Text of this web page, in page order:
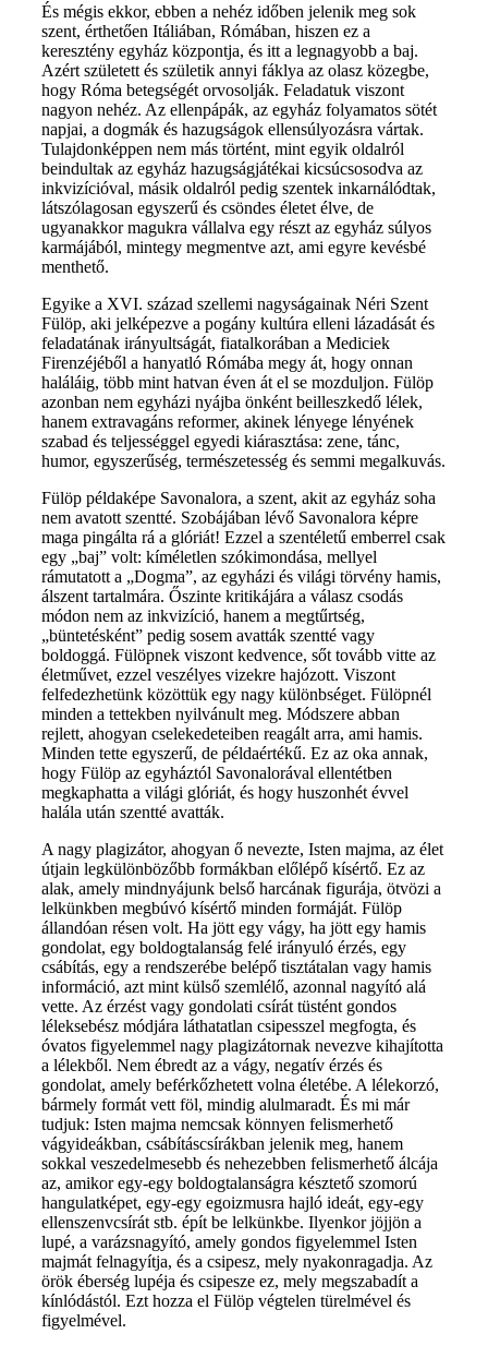
És mégis ekkor, ebben a nehéz időben jelenik meg sok
szent, érthetően Itáliában, Rómában, hiszen ez a
keresztény egyház központja, és itt a legnagyobb a baj.
Azért született és születik annyi fáklya az olasz közegbe,
hogy Róma betegségét orvosolják. Feladatuk viszont
nagyon nehéz. Az ellenpápák, az egyház folyamatos sötét
napjai, a dogmák és hazugságok ellensúlyozásra vártak.
Tulajdonképpen nem más történt, mint egyik oldalról
beindultak az egyház hazugságjátékai kicsúcsosodva az
inkvizícióval, másik oldalról pedig szentek inkarnálódtak,
látszólagosan egyszerű és csöndes életet élve, de
ugyanakkor magukra vállalva egy részt az egyház súlyos
karmájából, mintegy megmentve azt, ami egyre kevésbé
menthető.
Egyike a XVI. század szellemi nagyságainak Néri Szent
Fülöp, aki jelképezve a pogány kultúra elleni lázadását és
feladatának irányultságát, fiatalkorában a Mediciek
Firenzéjéből a hanyatló Rómába megy át, hogy onnan
haláláig, több mint hatvan éven át el se mozduljon. Fülöp
azonban nem egyházi nyájba önként beilleszkedő lélek,
hanem extravagáns reformer, akinek lényege lényének
szabad és teljességgel egyedi kiárasztása: zene, tánc,
humor, egyszerűség, természetesség és semmi megalkuvás.
Fülöp példaképe Savonalora, a szent, akit az egyház soha
nem avatott szentté. Szobájában lévő Savonalora képre
maga pingálta rá a glóriát! Ezzel a szentéletű emberrel csak
egy „baj” volt: kíméletlen szókimondása, mellyel
rámutatott a „Dogma”, az egyházi és világi törvény hamis,
álszent tartalmára. Őszinte kritikájára a válasz csodás
módon nem az inkvizíció, hanem a megtűrtség,
„büntetésként” pedig sosem avatták szentté vagy
boldoggá. Fülöpnek viszont kedvence, sőt tovább vitte az
életművet, ezzel veszélyes vizekre hajózott. Viszont
felfedezhetünk közöttük egy nagy különbséget. Fülöpnél
minden a tettekben nyilvánult meg. Módszere abban
rejlett, ahogyan cselekedeteiben reagált arra, ami hamis.
Minden tette egyszerű, de példaértékű. Ez az oka annak,
hogy Fülöp az egyháztól Savonalorával ellentétben
megkaphatta a világi glóriát, és hogy huszonhét évvel
halála után szentté avatták.
A nagy plagizátor, ahogyan ő nevezte, Isten majma, az élet
útjain legkülönbözőbb formákban előlépő kísértő. Ez az
alak, amely mindnyájunk belső harcának figurája, ötvözi a
lelkünkben megbúvó kísértő minden formáját. Fülöp
állandóan résen volt. Ha jött egy vágy, ha jött egy hamis
gondolat, egy boldogtalanság felé irányuló érzés, egy
csábítás, egy a rendszerébe belépő tisztátalan vagy hamis
információ, azt mint külső szemlélő, azonnal nagyító alá
vette. Az érzést vagy gondolati csírát tüstént gondos
léleksebész módjára láthatatlan csipesszel megfogta, és
óvatos figyelemmel nagy plagizátornak nevezve kihajította
a lélekből. Nem ébredt az a vágy, negatív érzés és
gondolat, amely beférkőzhetett volna életébe. A lélekorzó,
bármely formát vett föl, mindig alulmaradt. És mi már
tudjuk: Isten majma nemcsak könnyen felismerhető
vágyideákban, csábításcsírákban jelenik meg, hanem
sokkal veszedelmesebb és nehezebben felismerhető álcája
az, amikor egy-egy boldogtalanságra késztető szomorú
hangulatképet, egy-egy egoizmusra hajló ideát, egy-egy
ellenszenvcsírát stb. épít be lelkünkbe. Ilyenkor jöjjön a
lupé, a varázsnagyító, amely gondos figyelemmel Isten
majmát felnagyítja, és a csipesz, mely nyakonragadja. Az
örök éberség lupéja és csipesze ez, mely megszabadít a
kínlódástól. Ezt hozza el Fülöp végtelen türelmével és
figyelmével.